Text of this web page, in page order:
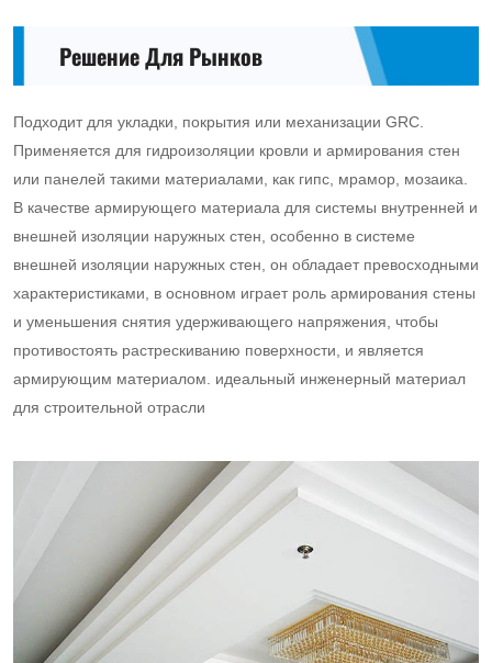
Решение Для Рынков
Подходит для укладки, покрытия или механизации GRC.
Применяется для гидроизоляции кровли и армирования стен
или панелей такими материалами, как гипс, мрамор, мозаика.
В качестве армирующего материала для системы внутренней и
внешней изоляции наружных стен, особенно в системе
внешней изоляции наружных стен, он обладает превосходными
характеристиками, в основном играет роль армирования стены
и уменьшения снятия удерживающего напряжения, чтобы
противостоять растрескиванию поверхности, и является
армирующим материалом. идеальный инженерный материал
для строительной отрасли